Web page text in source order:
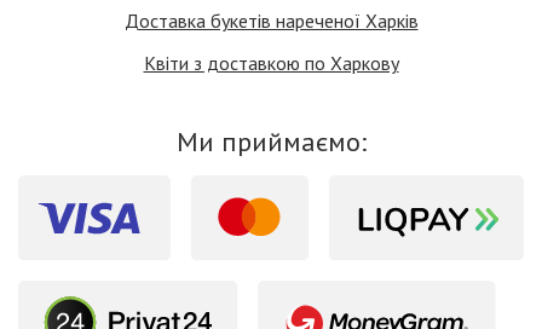
Доставка букетів нареченої Харків
Квіти з доставкою по Харкову
Ми приймаємо: